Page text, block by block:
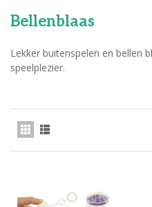
Bellenblaas
Lekker buitenspelen en bellen
speelplezier.